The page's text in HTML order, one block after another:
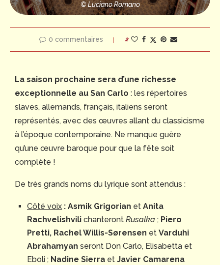
© Luciano Romano
0 commentaires 2
La saison prochaine sera d’une richesse
exceptionnelle au San Carlo : les répertoires
slaves, allemands, français, italiens seront
représentés, avec des œuvres allant du classicisme
à l’époque contemporaine. Ne manque guère
qu’une œuvre baroque pour que la fête soit
complète !
De très grands noms du lyrique sont attendus :
Côté voix : Asmik Grigorian et Anita
Rachvelishvili chanteront Rusalka ; Piero
Pretti, Rachel Willis-Sørensen et Varduhi
Abrahamyan seront Don Carlo, Elisabetta et
Eboli ; Nadine Sierra et Javier Camarena